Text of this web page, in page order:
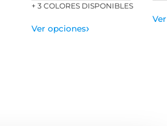
+ 3 COLORES DISPONIBLES
Ver opciones›